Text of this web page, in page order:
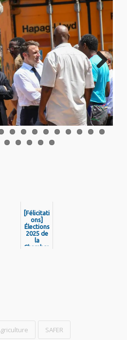
Next
[Félicitati
ons]
Élections
2025 de
la
Chambre
Chambre
d’AgriculSAFER